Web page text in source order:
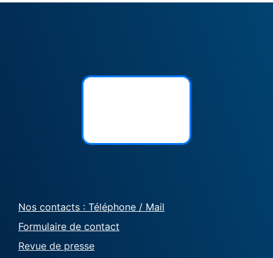
Nos contacts : Téléphone / Mail
Formulaire de contact
Revue de presse